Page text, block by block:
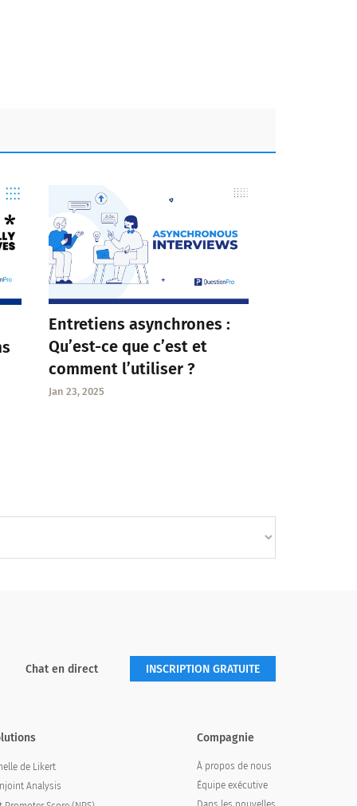
Entretiens asynchrones :
Qu’est-ce que c’est et
comment l’utiliser ?
Jan 23, 2025
Chat en direct INSCRIPTION GRATUITE
de Likert
Analysis
Compagnie
À propos de nous
Équipe exécutive